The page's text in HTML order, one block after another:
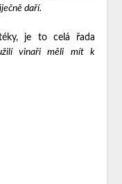
daří.
je to celá řada
vinaři měli mít k